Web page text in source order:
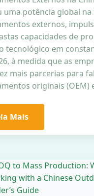
uma potência global na
externos,
capacidades de
tecnológico em
à medida que as
mais parcerias para
originais (OEM)
Mais